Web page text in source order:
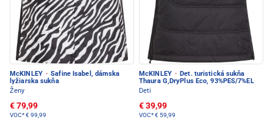
McKINLEY · Safine Isabel, dámska
lyžiarska sukňa
Ženy
€ 79,99
VOC*€ 99,99
McKINLEY · Det. turistická sukňa
Thaura G,DryPlus Eco, 93%PES/7%EL
Deti
€ 39,99
VOC*€ 59,99